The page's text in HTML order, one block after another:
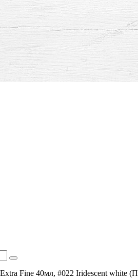
Fine 40мл, #022 Iridescent white